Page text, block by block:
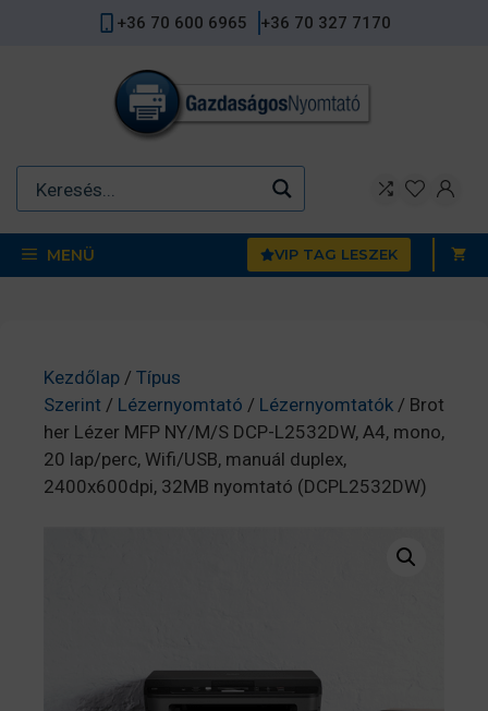
+36 70 600 6965 +36 70 327 7170
MENÜ VIP TAG LESZEK
Kezdőlap / Típus
Szerint / Lézernyomtató / Lézernyomtatók / Brot
her Lézer MFP NY/M/S DCP-L2532DW, A4, mono,
20 lap/perc, Wifi/USB, manuál duplex,
2400x600dpi, 32MB nyomtató (DCPL2532DW)